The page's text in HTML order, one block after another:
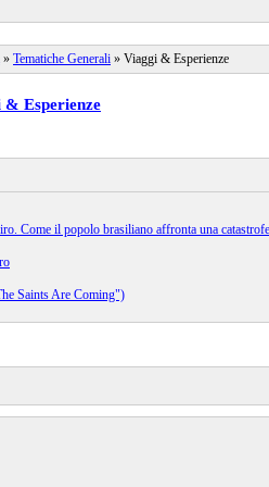
» Tematiche Generali » Viaggi & Esperienze
& Esperienze
Come il popolo brasiliano affronta una catastrofe
Saints Are Coming")